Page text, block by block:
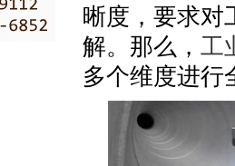
晰度，要求对
解。那么， 工
多个维度进行